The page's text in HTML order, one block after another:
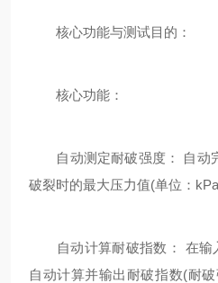
核心功能与测试目的：
核心功能：
自动测定耐破强度： 自动
破裂时的最大压力值(单位：
自动计算耐破指数： 在输
自动计算并输出耐破指数(耐